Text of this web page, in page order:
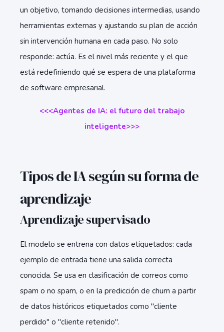
un objetivo, tomando decisiones intermedias, usando
herramientas externas y ajustando su plan de acción
sin intervención humana en cada paso. No solo
responde: actúa. Es el nivel más reciente y el que
está redefiniendo qué se espera de una plataforma
de software empresarial.
<<<Agentes de IA: el futuro del trabajo
inteligente>>>
Tipos de IA según su forma de
aprendizaje
Aprendizaje supervisado
El modelo se entrena con datos etiquetados: cada
ejemplo de entrada tiene una salida correcta
conocida. Se usa en clasificación de correos como
spam o no spam, o en la predicción de churn a partir
de datos históricos etiquetados como "cliente
perdido" o "cliente retenido".